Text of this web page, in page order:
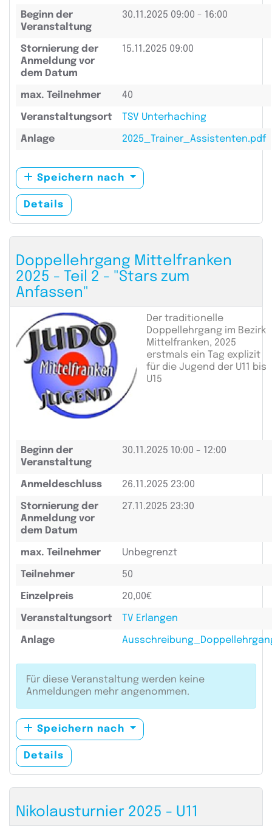
Beginn der
Veranstaltung
30.11.2025 09:00 - 16:00
Stornierung der
Anmeldung vor
dem Datum
15.11.2025 09:00
max. Teilnehmer 40
Veranstaltungsort TSV Unterhaching
Anlage 2025_Trainer_Assistenten.pdf
Speichern nach
Details
Doppellehrgang Mittelfranken
2025 - Teil 2 - "Stars zum
Anfassen"
Der traditionelle
Doppellehrgang im Bezirk
Mittelfranken, 2025
erstmals ein Tag explizit
für die Jugend der U11 bis
U15
Beginn der
Veranstaltung
30.11.2025 10:00 - 12:00
Anmeldeschluss 26.11.2025 23:00
Stornierung der
Anmeldung vor
dem Datum
27.11.2025 23:30
max. Teilnehmer Unbegrenzt
Teilnehmer 50
Einzelpreis 20,00€
Veranstaltungsort TV Erlangen
Anlage
Für diese Veranstaltung werden keine
Anmeldungen mehr angenommen.
Speichern nach
Details
Nikolausturnier 2025 - U11